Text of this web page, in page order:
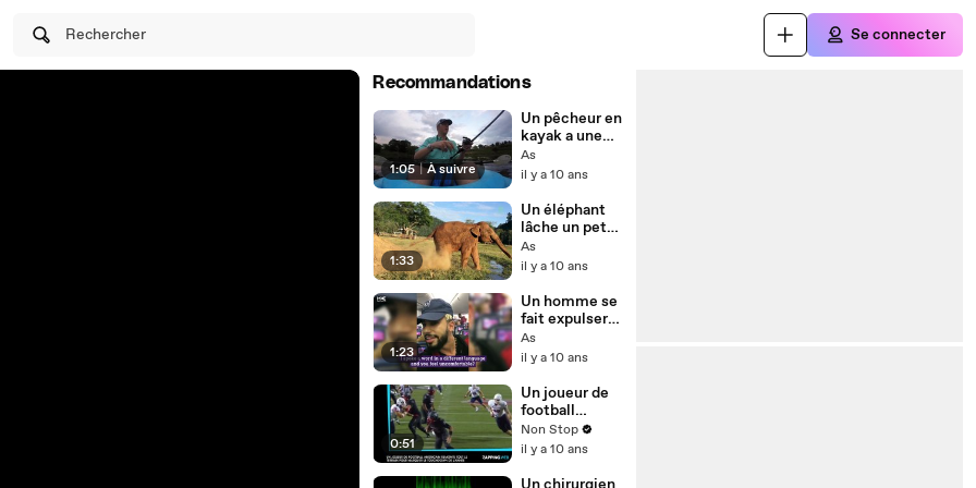
Rechercher Se connecter
Recommandations
1:05 | À suivre
Un pêcheur en
kayak a une
mauvaise
surprise...
As
il y a 10 ans
1:33
Un éléphant
lâche un pet
sur son
congénère
venger
As
il y a 10 ans
1:23
Un homme se
fait expulser
d'un avion
parce qu'il
arabe !
As
il y a 10 ans
0:51
Un joueur de
football
américain
remonte tout
marquer le
Non Stop
il y a 10 ans